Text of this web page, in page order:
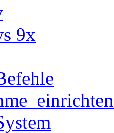
9x